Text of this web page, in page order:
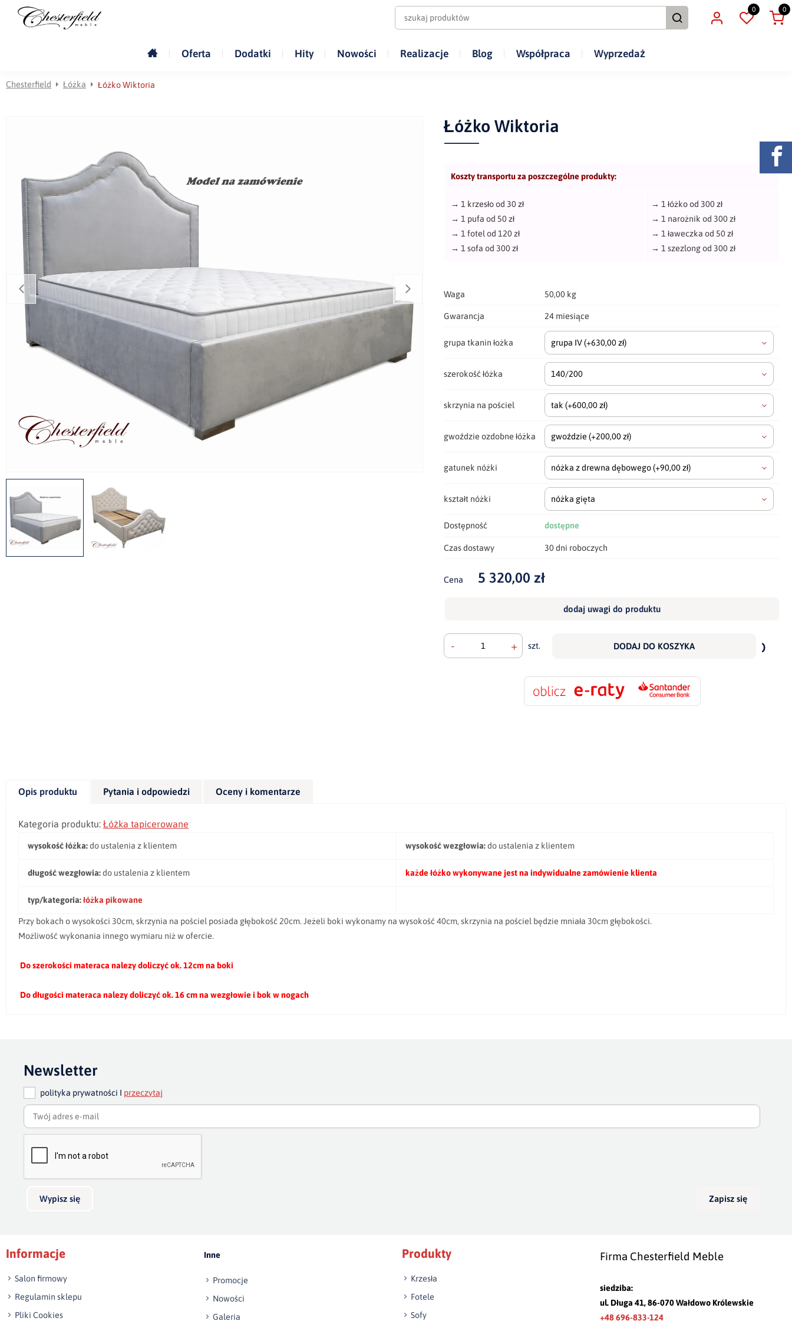
0 0
Oferta Dodatki Hity Nowości Realizacje Blog Współpraca Wyprzedaż
Chesterfield Łóżka Łóżko Wiktoria
Łóżko Wiktoria
Koszty transportu za poszczególne produkty:
→1 krzesło od 30 zł
→1 pufa od 50 zł
→ 1 fotel od 120 zł
→1 sofa od 300 zł
→1 łóżko od 300 zł
→1 narożnik od 300 zł
→1 ławeczka od 50 zł
→1 szezlong od 300 zł
Waga 50,00 kg
Gwarancja 24 miesiące
grupa tkanin łożka grupa IV(+630,00 zł)
szerokość łóżka 140/200
skrzynia na pościel tak(+600,00 zł)
gwoździe ozdobne łóżka gwoździe(+200,00 zł)
gatunek nóżki nóżka z drewna dębowego(+90,00 zł)
kształt nóżki nóżka gięta
Dostępność dostępne
Czas dostawy 30 dni roboczych
Cena 5 320,00 zł
dodaj uwagi do produktu
- + szt. DODAJ DO KOSZYKA
do
Opis produktu Pytania i odpowiedzi Oceny i komentarze
Kategoria produktu: Łóżka tapicerowane
wysokość łóżka:do ustalenia z klientem wysokość wezgłowia:do ustalenia z klientem
długość wezgłowia:do ustalenia z klientem każde łóżko wykonywane jest na indywidualne zamówienie klienta
typ/kategoria:łóżka pikowane
Przy bokach o wysokości 30cm, skrzynia na pościel posiada głębokość 20cm. Jeżeli boki wykonamy na wysokość 40cm, skrzynia na pościel będzie mniała 30cm głębokości.
Możliwość wykonania innego wymiaru niż w ofercie.
Do szerokości materaca nalezy doliczyć ok. 12cm na boki
Do długości materaca nalezy doliczyć ok. 16 cm na wezgłowie i bok w nogach
Newsletter
polityka prywatności I przeczytaj
Wypisz się Zapisz się
Informacje
Salon firmowy
Regulamin sklepu
Pliki Cookies
Inne
Promocje
Nowości
Galeria
Produkty
Krzesła
Fotele
Sofy
Firma Chesterfield Meble
siedziba:
ul. Długa 41, 86-070 Wałdowo Królewskie
+48 696-833-124